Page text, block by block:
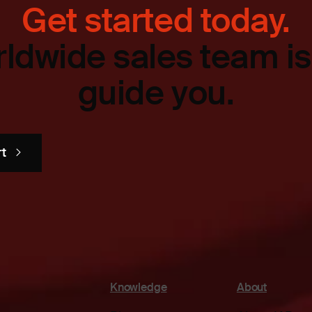
Get started today.
sales team
guide you.
Knowledge About